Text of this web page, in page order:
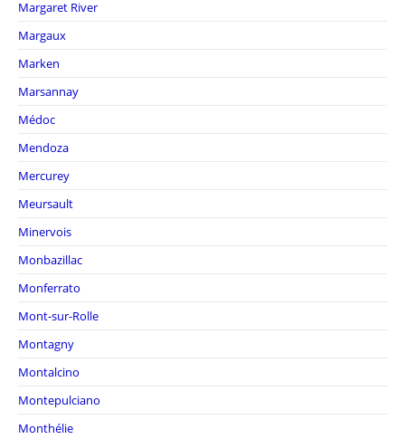
Margaret River
Margaux
Marken
Marsannay
Médoc
Mendoza
Mercurey
Meursault
Minervois
Monbazillac
Monferrato
Mont-sur-Rolle
Montagny
Montalcino
Montepulciano
Monthélie